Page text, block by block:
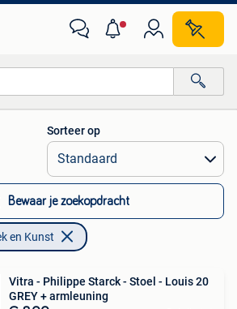
Alle afstanden…
Sorteer op
Bewaar je zoekopdracht
en Kunst
Vitra - Philippe Starck - Stoel - Louis 20
GREY + armleuning